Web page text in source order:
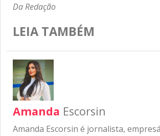
Da Redação
LEIA TAMBÉM
Amanda Escorsin
Amanda Escorsin é jornalista,